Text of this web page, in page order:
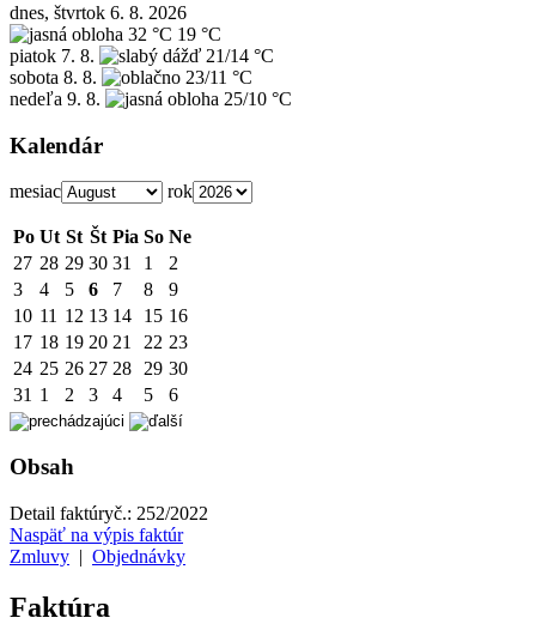
dnes, štvrtok 6. 8. 2026
32 °C 19 °C
piatok 7. 8.
21/14 °C
sobota 8. 8.
23/11 °C
nedeľa 9. 8. 25/10 °C
Kalendár
mesiac rok
Po Ut St Št Pia So Ne
27 28 29 30 31 1
2
3
4 5 6 7 8
9
10 11 12 13 14 15 16
17 18 19 20 21 22 23
24 25 26 27 28 29 30
31 1 2 3 4 5 6
Obsah
Detail faktúryč.: 252/2022
Naspäť na výpis faktúr
Zmluvy | Objednávky
Faktúra